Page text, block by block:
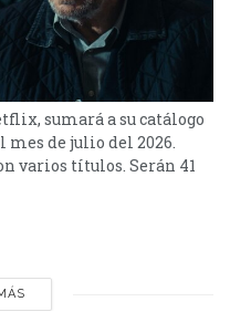
sumará a su catálogo
de julio del 2026.
varios títulos. Serán 41
La casa de la pradera,
3. La lista completa,